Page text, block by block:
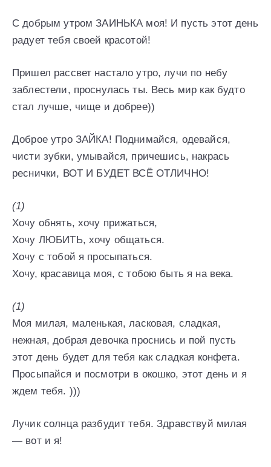
С добрым утром ЗАИНЬКА моя! И пусть этот день
радует тебя своей красотой!
Пришел рассвет настало утро, лучи по небу
заблестели, проснулась ты. Весь мир как будто
стал лучше, чище и добрее))
Доброе утро ЗАЙКА! Поднимайся, одевайся,
чисти зубки, умывайся, причешись, накрась
реснички, ВОТ И БУДЕТ ВСЁ ОТЛИЧНО!
(1)
Хочу обнять, хочу прижаться,
Хочу ЛЮБИТЬ, хочу общаться.
Хочу с тобой я просыпаться.
Хочу, красавица моя, с тобою быть я на века.
(1)
Моя милая, маленькая, ласковая, сладкая,
нежная, добрая девочка проснись и пой пусть
этот день будет для тебя как сладкая конфета.
Просыпайся и посмотри в окошко, этот день и я
ждем тебя. )))
Лучик солнца разбудит тебя. Здравствуй милая
— вот и я!